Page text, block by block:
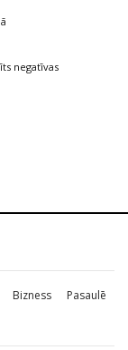
negatīvas
Bizness
Pasaulē